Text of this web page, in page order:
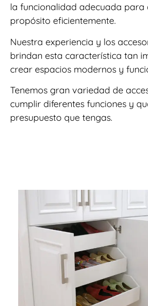
la funcionalidad adecuada para
propósito eficientemente.
Nuestra experiencia y los
brindan esta característica tan
crear espacios modernos y
Tenemos gran variedad de
cumplir diferentes funciones y
presupuesto que tengas.